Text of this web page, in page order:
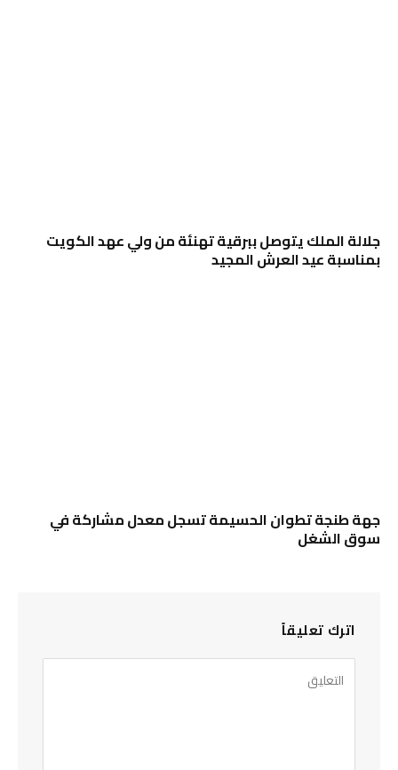
جلالة الملك يتوصل ببرقية تهنئة من ولي عهد الكويت
بمناسبة عيد العرش المجيد
جهة طنجة تطوان الحسيمة تسجل معدل مشاركة في
سوق الشغل
اترك تعليقاً